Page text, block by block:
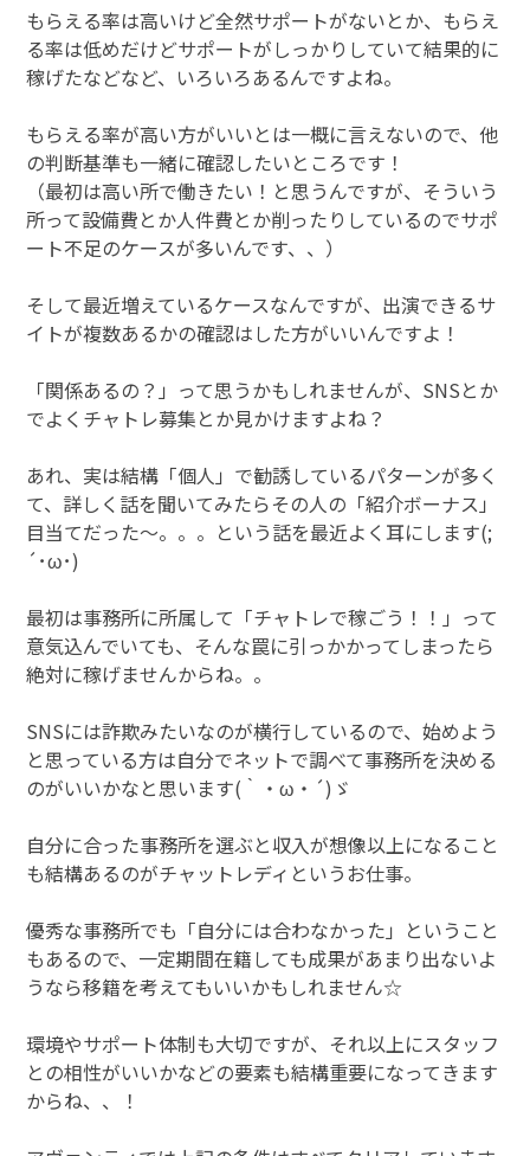
もらえる率は高いけど全然サポートがないとか、もらえ
る率は低めだけどサポートがしっかりしていて結果的に
稼げたなどなど、いろいろあるんですよね。
もらえる率が高い方がいいとは一概に言えないので、他
の判断基準も一緒に確認したいところです！
（最初は高い所で働きたい！と思うんですが、そういう
所って設備費とか人件費とか削ったりしているのでサポ
ート不足のケースが多いんです、、）
そして最近増えているケースなんですが、出演できるサ
イトが複数あるかの確認はした方がいいんですよ！
「関係あるの？」って思うかもしれませんが、SNSとか
でよくチャトレ募集とか見かけますよね？
あれ、実は結構「個人」で勧誘しているパターンが多く
て、詳しく話を聞いてみたらその人の「紹介ボーナス」
目当てだった～。。。という話を最近よく耳にします(;
´･ω･)
最初は事務所に所属して「チャトレで稼ごう！！」って
意気込んでいても、そんな罠に引っかかってしまったら
絶対に稼げませんからね。。
SNSには詐欺みたいなのが横行しているので、始めよう
と思っている方は自分でネットで調べて事務所を決める
のがいいかなと思います(｀・ω・´)ゞ
自分に合った事務所を選ぶと収入が想像以上になること
も結構あるのがチャットレディというお仕事。
優秀な事務所でも「自分には合わなかった」ということ
もあるので、一定期間在籍しても成果があまり出ないよ
うなら移籍を考えてもいいかもしれません☆
環境やサポート体制も大切ですが、それ以上にスタッフ
との相性がいいかなどの要素も結構重要になってきます
からね、、！